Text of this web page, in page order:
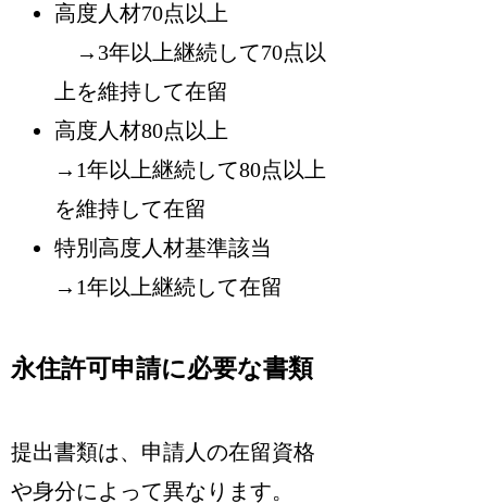
高度人材70点以上
→3年以上継続して70点以
上を維持して在留
高度人材80点以上
→1年以上継続して80点以上
を維持して在留
特別高度人材基準該当
→1年以上継続して在留
永住許可申請に必要な書類
提出書類は、申請人の在留資格
や身分によって異なります。